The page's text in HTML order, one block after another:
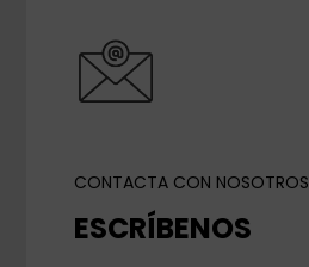
CONTACTA CON NOSOTROS
ESCRÍBENOS